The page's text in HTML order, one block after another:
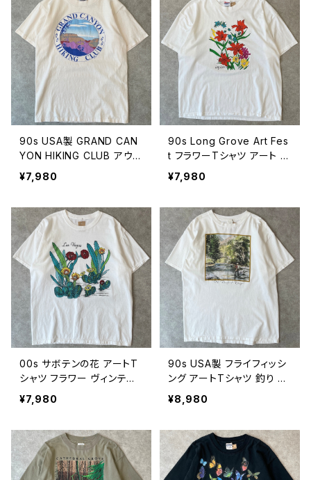
90s USA製 GRAND CAN
YON HIKING CLUB アウト
ドアTシャツ 山 ハイキング
登山 自然 ネイチャー ヴィ
ベージュ 古着 90年代 ビン
テージ M 26080714
¥7,980
90s Long Grove Art Fes
t フラワーTシャツ アート ヴ
ィンテージ シングルステッ
チ 花 古着 白 90年代 ビン
¥7,980
00s サボテンの花 アートT
シャツ フラワー ヴィンテー
ジ 古着 白 00年代 2000s
2000年代 ビンテージ 260
¥7,980
90s USA製 フライフィッシ
ング アートTシャツ 釣り ア
ウトドア 自然 ネイチャー 山
川 ヴィンテージ シングルス
ンテージ XL 26080711
¥8,980